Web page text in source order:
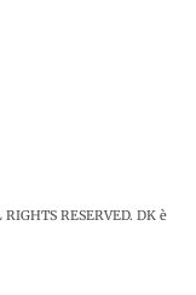
RESERVED. DK è